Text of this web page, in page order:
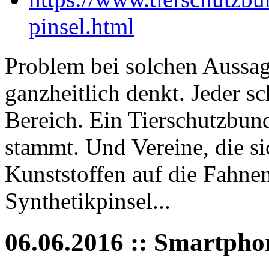
pinsel.html
Problem bei solchen
ganzheitlich denkt. Jeder
Bereich. Ein
stammt. Und Vereine, die
Kunststoffen auf die
Synthetikpinsel...
06.06.2016 ::